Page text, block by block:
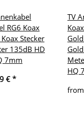
RG6 Koax
Stecker
135dB HD
7mm
€*
TV
HQ